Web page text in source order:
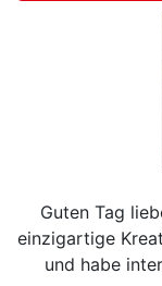
Guten Tag
einzigartige
und habe